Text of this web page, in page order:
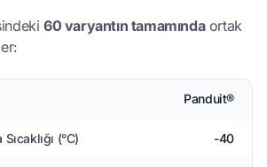
60 varyantın tamamındaortak
Panduit®
(°C) -40